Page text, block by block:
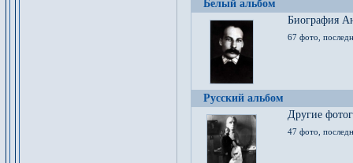
Белый альбом
Биография
67 фото,
Русский альбом
Другие
47 фото,